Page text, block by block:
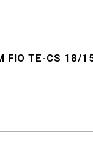
FIO TE-CS 18/